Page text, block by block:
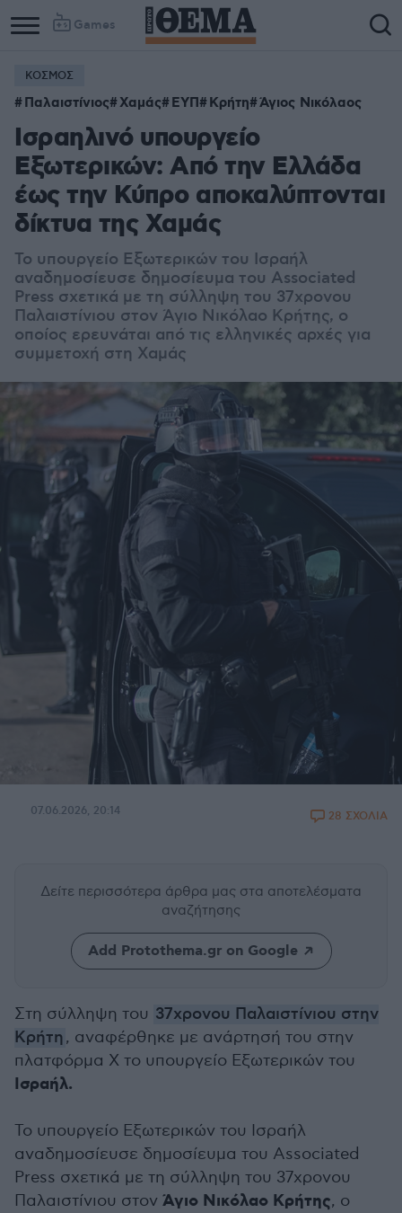
Games
ΚΟΣΜΟΣ
Παλαιστίνιος Χαμάς ΕΥΠ Κρήτη Άγιος Νικόλαος
Ισραηλινό υπουργείο
Εξωτερικών: Από την Ελλάδα
έως την Κύπρο αποκαλύπτονται
δίκτυα της Χαμάς
Το υπουργείο Εξωτερικών του Ισραήλ
αναδημοσίευσε δημοσίευμα του Associated
Press σχετικά με τη σύλληψη του 37χρονου
Παλαιστίνιου στον Άγιο Νικόλαο Κρήτης, ο
οποίος ερευνάται από τις ελληνικές αρχές για
συμμετοχή στη Χαμάς
07.06.2026, 20:14 28 ΣΧΟΛΙΑ
Δείτε περισσότερα άρθρα μας στα αποτελέσματα
αναζήτησης
Add Protothema.gr on Google
Στη σύλληψη του 37χρονου Παλαιστίνιου στην
Κρήτη, αναφέρθηκε με ανάρτησή του στην
πλατφόρμα Χ το υπουργείο Εξωτερικών του
Ισραήλ.
Το υπουργείο Εξωτερικών του Ισραήλ
αναδημοσίευσε δημοσίευμα του Associated
Press σχετικά με τη σύλληψη του 37χρονου
Παλαιστίνιου στον Άγιο Νικόλαο Κρήτης, ο